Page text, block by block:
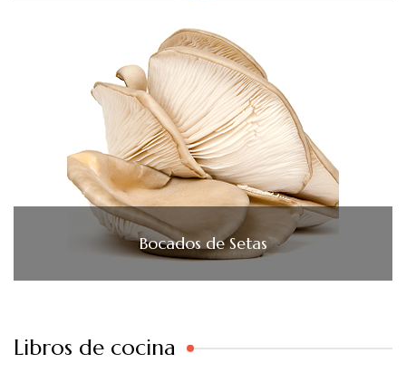
Bocados de Setas
Libros de cocina